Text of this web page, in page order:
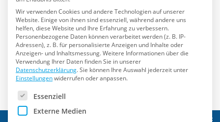
Wir verwenden Cookies und andere Technologien auf unserer
Website. Einige von ihnen sind essenziell, während andere uns
helfen, diese Website und Ihre Erfahrung zu verbessern.
Personenbezogene Daten können verarbeitet werden (z. B. IP-
Adressen), z. B. für personalisierte Anzeigen und Inhalte oder
Anzeigen- und Inhaltsmessung.Weitere Informationen über die
Verwendung Ihrer Daten finden Sie in unserer
Datenschutzerklärung.Sie können Ihre Auswahl jederzeit unter
Einstellungenwiderrufen oder anpassen.
Es folgt eine Liste der Service-Gruppen, für die eine
Essenziell
Externe Medien